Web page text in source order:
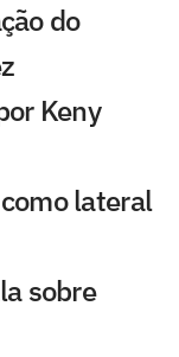
do
Keny
lateral
sobre